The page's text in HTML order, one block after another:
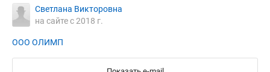
Светлана Викторовна
на сайте с 2018 г.
ООО ОЛИМП